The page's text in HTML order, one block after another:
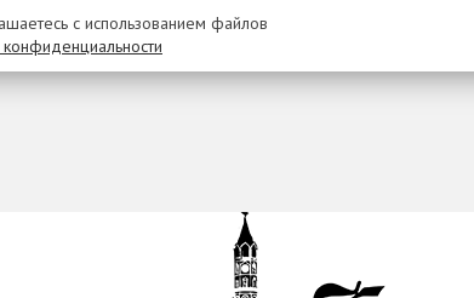
с использованием файлов